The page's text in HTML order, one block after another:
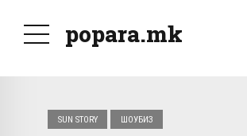
popara.mk
SUN STORY ШОУБИЗ